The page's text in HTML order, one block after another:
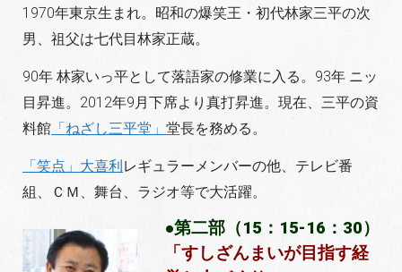
1970年東京生まれ。昭和の爆笑王・初代林家三平の次
男、祖父は七代目林家正蔵。
90年 林家いっ平として落語家の修業に入る。93年 ニッ
目昇進。2012年9月下席より真打昇進。現在、三平の資
料館 「ねざし三平堂」 堂長を務める。
「笑点」大喜利レギュラーメンバーの他、テレビ番
組、ＣＭ、舞台、ラジオ等で大活躍。
●第二部（15：15-16：30）
「すしざんまいが目指す経